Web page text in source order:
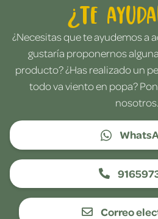
¿Te
¿Necesitas que te ayudemos a
gustaría proponernos
producto? ¿Has realizado un
todo va viento en popa?
nosotros.
Correo